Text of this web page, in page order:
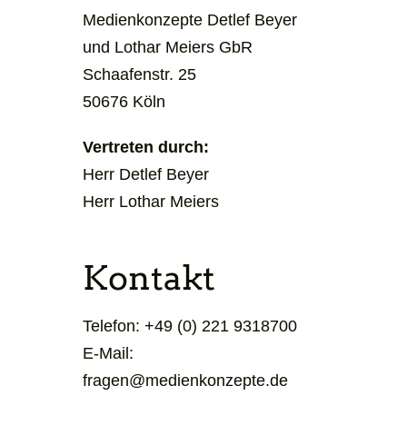
Über uns
Medienkonzepte Detlef Beyer
und Lothar Meiers GbR
Schaafenstr. 25
50676 Köln
Vertreten durch:
Herr Detlef Beyer
Herr Lothar Meiers
Kontakt
Telefon: +49 (0) 221 9318700
E-Mail:
fragen@medienkonzepte.de